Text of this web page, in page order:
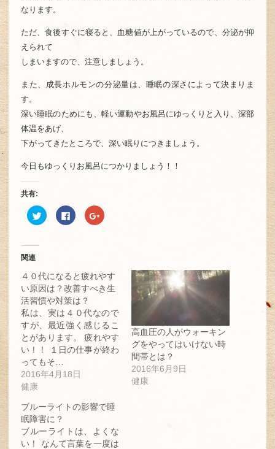
なります。
ただ、食後すぐに寝ると、血糖値が上がっているので、分泌が抑
えられて
しまいますので、注意しましょう。
また、成長ホルモンの分泌量は、睡眠の深さによって決まりま
す。
深い睡眠のためにも、軽い運動やお風呂にゆっくりと入り、深部
体温をあげ、
下がってきたところで、深い眠りにつきましょう。
今日もゆっくりお風呂につかりましょう！！
共有:
ク
リ
共
有
(新
し
い
ウ
ィ
ン
ド
ウ
で
開
き
ま
す)
Facebook
で
ク
リ
ッ
ク
し
て
く
だ
さ
い
(新
し
ィ
で
開
ま
す)
ク
リ
共
有
(新
し
ウ
ィ
ン
ド
ウ
で
開
関連
４０代になると疲れやす
い原因は？改善すべき生
活習慣や対策は？
私は、実は４０代なので
すが、最近強く感じるこ
とがあります。 疲れやす
い！！ １日の仕事が終わ
ってもそ…
2016年4月18日
健康
高血圧の人がウォーキン
グをやってはいけない時
間帯とは？
2016年6月9日
健康
ブルーライトの影響で睡
眠障害に？
ブルーライトは、よくな
い！ なんて言葉を一度は